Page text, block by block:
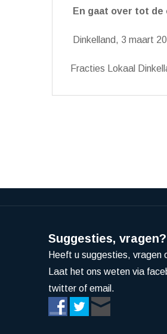
En gaat over tot de
Dinkelland, 3 maart
Fracties Lokaal
Suggesties, vragen?
Heeft u suggesties, vragen
Laat het ons weten via
twitter of email.